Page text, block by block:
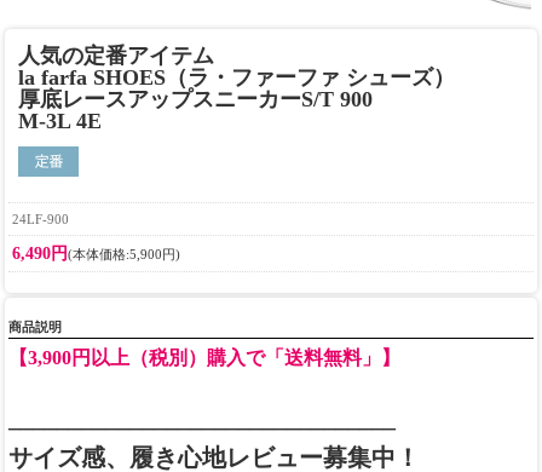
人気の定番アイテム
la farfa SHOES（ラ・ファーファ シューズ）
厚底レースアップスニーカーS/T 900
M-3L 4E
24LF-900
6,490円(本体価格:5,900円)
商品説明
【3,900円以上（税別）購入で「送料無料」】
サイズ感、履き心地レビュー募集中！